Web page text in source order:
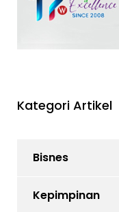
Kategori Artikel
Bisnes
Kepimpinan